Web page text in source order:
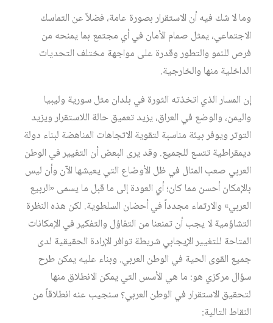
وما لا شك فيه أن الاستقرار بصورة عامة، فضلاً عن التماسك
الاجتماعي، يمثل صمام الأمان في أي مجتمع بما يمنحه من
فرص للنمو والتطور وقدرة على مواجهة مختلف التحديات
الداخلية منها والخارجية.
إن المسار الذي اتخذته الثورة في بلدان مثل سورية وليبيا
واليمن، والوضع في العراق، يزيد تعميق حالة اللاستقرار ويزيد
التوتر ويوفر بيئة مناسبة لتقوية الاتجاهات المناهضة لبناء دولة
ديمقراطية تتسع للجميع. وقد يرى البعض أن التغيير في الوطن
العربي صعب المنال في ظل الأوضاع التي يعيشها الآن وأن ليس
بالإمكان أحسن مما كان؛ أي العودة إلى ما قبل ما يسمى «الربيع
العربي» والارتماء مجدداً في أحضان السلطوية. لكن هذه النظرة
التشاؤمية لا يجب أن تمنعنا من التفاؤل والتفكير في الإمكانات
المتاحة للتغيير الإيجابي شريطة توافر الإرادة الحقيقية لدى
جميع القوى الحية في الوطن العربي. وبناء عليه يمكن طرح
سؤال مركزي هو: ما هي الأسس التي يمكن الانطلاق منها
لتحقيق الاستقرار في الوطن العربي؟ سنجيب عنه انطلاقاً من
النقاط التالية: